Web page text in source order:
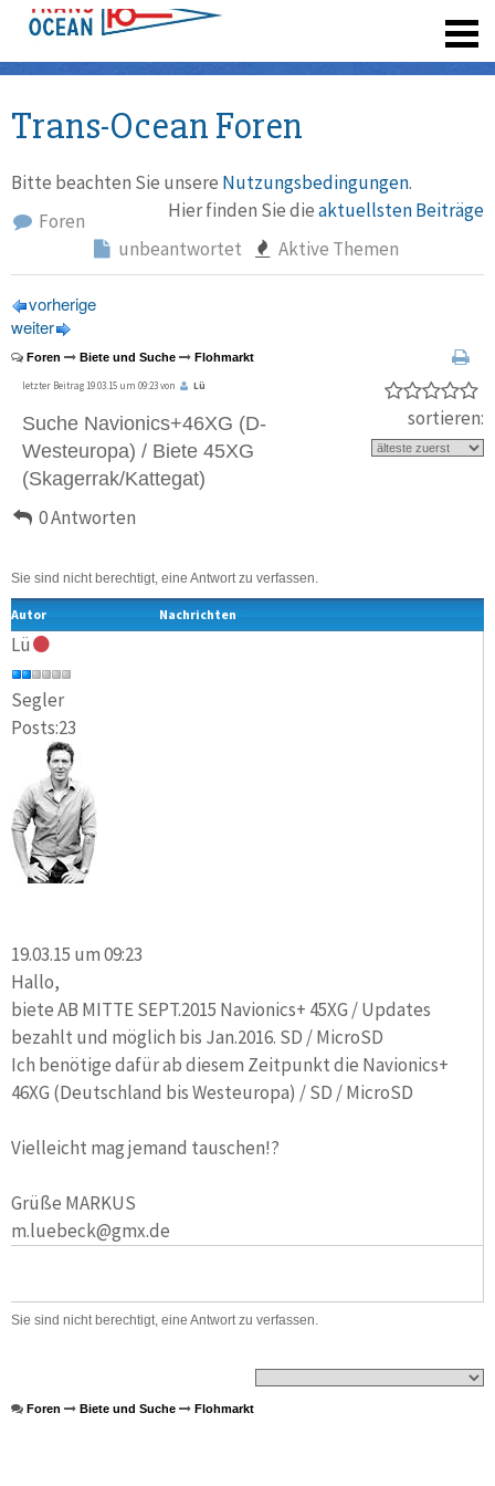
Trans-Ocean Foren
Bitte beachten Sie unsere Nutzungsbedingungen.
Hier finden Sie dieaktuellsten Beiträge
Foren
unbeantwortet
Aktive Themen
vorherige
weiter
Foren Biete und Suche Flohmarkt
letzter Beitrag 19.03.15 um 09:23 von Lü
Suche Navionics+46XG (D-
Westeuropa) / Biete 45XG
(Skagerrak/Kattegat)
0 Antworten
sortieren:
Sie sind nicht berechtigt, eine Antwort zu verfassen.
Autor Nachrichten
Lü
Segler
Posts:23
19.03.15 um 09:23
Hallo,
biete AB MITTE SEPT.2015 Navionics+ 45XG / Updates
bezahlt und möglich bis Jan.2016. SD / MicroSD
Ich benötige dafür ab diesem Zeitpunkt die Navionics+
46XG (Deutschland bis Westeuropa) / SD / MicroSD
Vielleicht mag jemand tauschen!?
Grüße MARKUS
m.luebeck@gmx.de
Sie sind nicht berechtigt, eine Antwort zu verfassen.
Foren Biete und Suche Flohmarkt